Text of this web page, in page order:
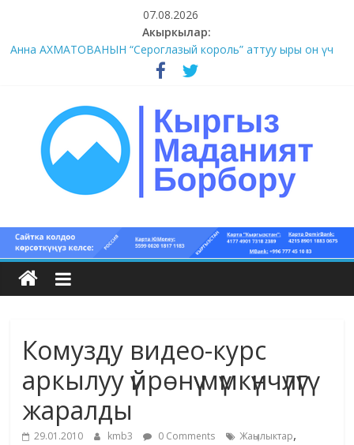
content
07.08.2026
Акыркылар:
Анна АХМАТОВАНЫН “Сероглазый король” аттуу ыры он үч
#5-8 (55 сөз сынагы)
#1-4 (55 сөз сынагы)
Кыргыз
маданият
Кыргыз
маданияты
жана
адабияты
Комузду видео-курс
аркылуу үйрөнүү мүмкүнчүлүгү
жаралды
29.01.2010 kmb3 0 Comments Жаңылыктар,